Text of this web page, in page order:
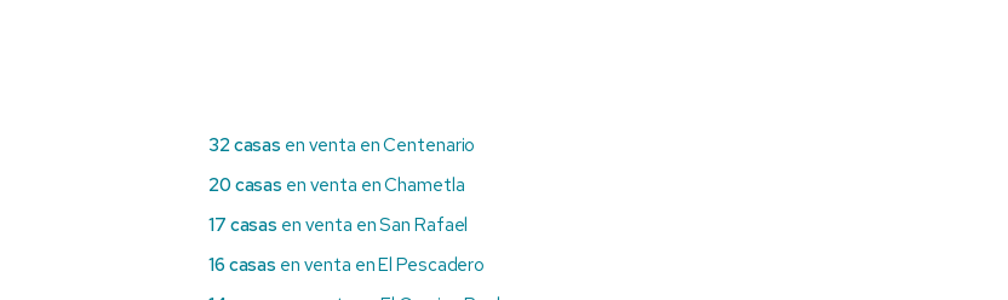
32 casas en venta en Centenario
20 casas en venta en Chametla
17 casas en venta en San Rafael
16 casas en venta en El Pescadero